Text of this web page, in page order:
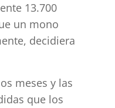
13.700
un mono
decidiera
meses y las
que los